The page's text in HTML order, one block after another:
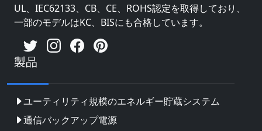
UL、IEC62133、CB、CE、ROHS認定を取得しており、
一部のモデルはKC、BISにも合格しています。
製品
ユーティリティ規模のエネルギー貯蔵システム
通信バックアップ電源